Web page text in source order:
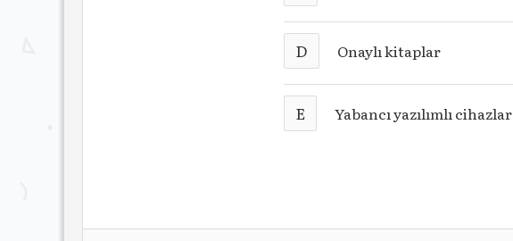
D Onaylı kitaplar
E Yabancı yazılımlı cihazlar